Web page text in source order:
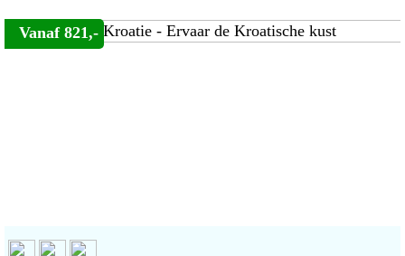
Vanaf 821,-